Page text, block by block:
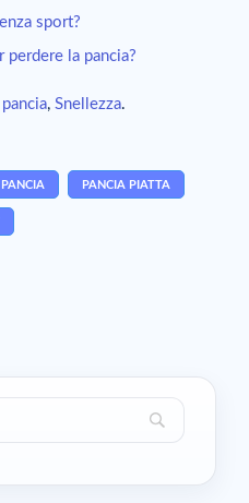
sport?
perdere la pancia?
, Snellezza.
PANCIA PANCIA PIATTA